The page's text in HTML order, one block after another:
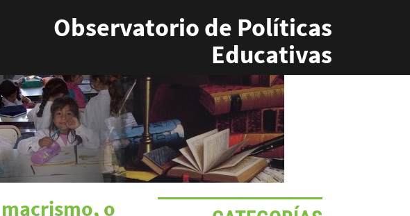
Observatorio de Políticas
Educativas
o